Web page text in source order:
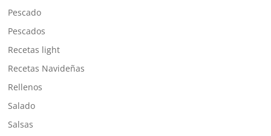
Pescado
Pescados
Recetas light
Recetas Navideñas
Rellenos
Salado
Salsas